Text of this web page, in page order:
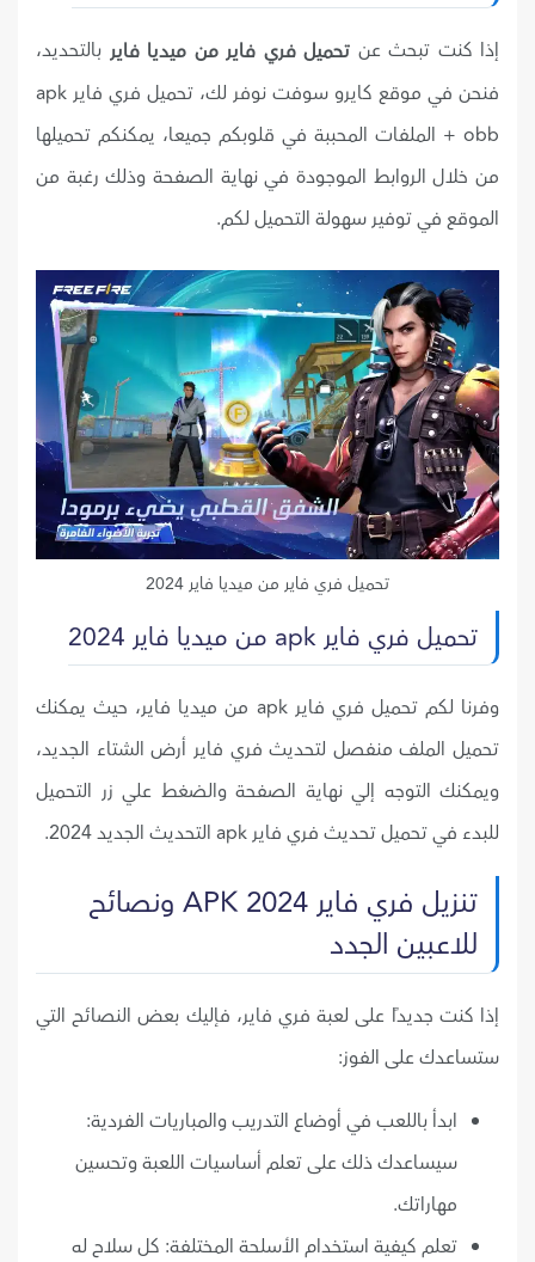
إذا كنت تبحث عن تحميل فري فاير من ميديا فاير بالتحديد،
فنحن في موقع كايرو سوفت نوفر لك، تحميل فري فاير apk
+ obb الملفات المحببة في قلوبكم جميعا، يمكنكم تحميلها
من خلال الروابط الموجودة في نهاية الصفحة وذلك رغبة من
الموقع في توفير سهولة التحميل لكم.
تحميل فري فاير من ميديا فاير 2024
تحميل فري فاير apk من ميديا فاير 2024
وفرنا لكم تحميل فري فاير apk من ميديا فاير، حيث يمكنك
تحميل الملف منفصل لتحديث فري فاير أرض الشتاء الجديد،
ويمكنك التوجه إلي نهاية الصفحة والضغط علي زر التحميل
للبدء في تحميل تحديث فري فاير apk التحديث الجديد 2024.
تنزيل فري فاير 2024 APK ونصائح
للاعبين الجدد
إذا كنت جديدًا على لعبة فري فاير، فإليك بعض النصائح التي
ستساعدك على الفوز:
ابدأ باللعب في أوضاع التدريب والمباريات الفردية:
سيساعدك ذلك على تعلم أساسيات اللعبة وتحسين
مهاراتك.
تعلم كيفية استخدام الأسلحة المختلفة: كل سلاح له